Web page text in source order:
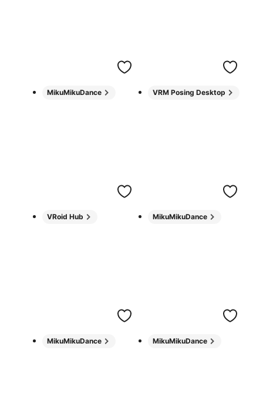
MikuMikuDance VRM Posing Desktop
VRoid Hub MikuMikuDance
MikuMikuDance MikuMikuDance